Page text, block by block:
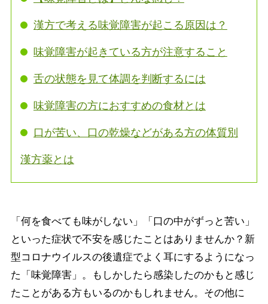
漢方で考える味覚障害が起こる原因は？
味覚障害が起きている方が注意すること
舌の状態を見て体調を判断するには
味覚障害の方におすすめの食材とは
口が苦い、口の乾燥などがある方の体質別
漢方薬とは
「何を食べても味がしない」「口の中がずっと苦い」
といった症状で不安を感じたことはありませんか？新
型コロナウイルスの後遺症でよく耳にするようになっ
た「味覚障害」。もしかしたら感染したのかもと感じ
たことがある方もいるのかもしれません。その他に